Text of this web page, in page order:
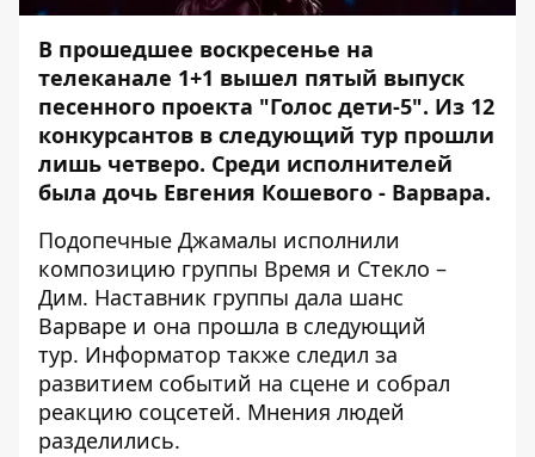
В прошедшее воскресенье на
телеканале 1+1 вышел пятый выпуск
песенного проекта "Голос дети-5". Из 12
конкурсантов в следующий тур прошли
лишь четверо. Среди исполнителей
была дочь Евгения Кошевого - Варвара.
Подопечные Джамалы исполнили
композицию группы Время и Стекло –
Дим. Наставник группы дала шанс
Варваре и она прошла в следующий
тур. Информатор также следил за
развитием событий на сцене и собрал
реакцию соцсетей. Мнения людей
разделились.